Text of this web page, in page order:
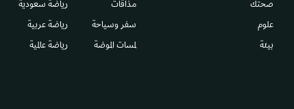
صحتك
علوم
بيئة
مذاقات
سفر وسياحة
لمسات الموضة
رياضة سعودية
رياضة عربية
رياضة عالمية